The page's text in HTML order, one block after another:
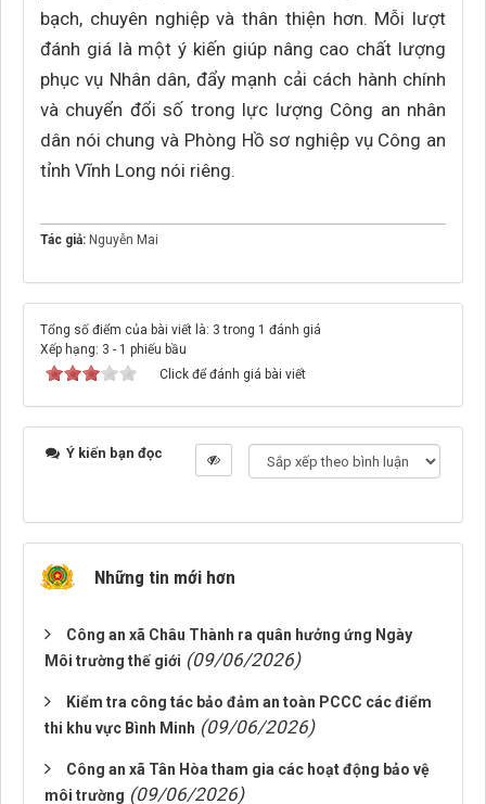
bạch, chuyên nghiệp và thân thiện hơn. Mỗi lượt
đánh giá là một ý kiến giúp nâng cao chất lượng
phục vụ Nhân dân, đẩy mạnh cải cách hành chính
và chuyển đổi số trong lực lượng Công an nhân
dân nói chung và Phòng Hồ sơ nghiệp vụ Công an
tỉnh Vĩnh Long nói riêng.
Tác giả: Nguyễn Mai
Tổng số điểm của bài viết là: 3 trong 1 đánh giá
Xếp hạng: 3 - 1 phiếu bầu
Click để đánh giá bài viết
Ý kiến bạn đọc
Những tin mới hơn
Công an xã Châu Thành ra quân hưởng ứng Ngày
Môi trường thế giới (09/06/2026)
Kiểm tra công tác bảo đảm an toàn PCCC các điểm
thi khu vực Bình Minh (09/06/2026)
Công an xã Tân Hòa tham gia các hoạt động bảo vệ
môi trường (09/06/2026)